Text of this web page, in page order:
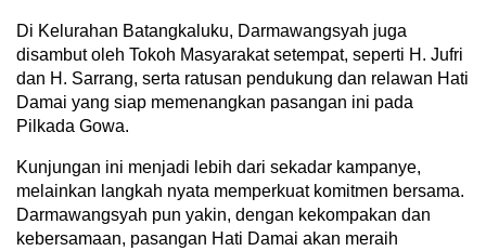
Di Kelurahan Batangkaluku, Darmawangsyah juga
disambut oleh Tokoh Masyarakat setempat, seperti H. Jufri
dan H. Sarrang, serta ratusan pendukung dan relawan Hati
Damai yang siap memenangkan pasangan ini pada
Pilkada Gowa.
Kunjungan ini menjadi lebih dari sekadar kampanye,
melainkan langkah nyata memperkuat komitmen bersama.
Darmawangsyah pun yakin, dengan kekompakan dan
kebersamaan, pasangan Hati Damai akan meraih